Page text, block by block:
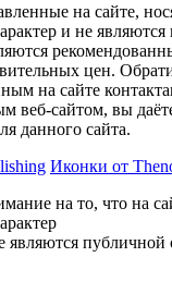
на сайте,
и не
цен.
на сайте
веб-сайтом, вы
данного сайта.
Иконки от
на то, что на
являются публичной